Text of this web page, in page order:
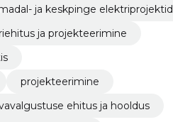
ja keskpinge elektriprojektid
ja projekteerimine
projekteerimine
ehitus ja hooldus